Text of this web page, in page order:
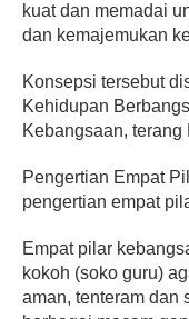
kuat dan memadai
dan kemajemukan
Konsepsi tersebut
Kehidupan
Kebangsaan, terang
Pengertian Empat
pengertian empat
Empat pilar
kokoh (soko guru)
aman, tenteram dan